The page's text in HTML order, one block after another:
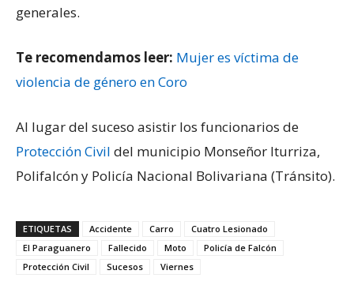
generales.
Te recomendamos leer: Mujer es víctima de
violencia de género en Coro
Al lugar del suceso asistir los funcionarios de
Protección Civil del municipio Monseñor Iturriza,
Polifalcón y Policía Nacional Bolivariana (Tránsito).
ETIQUETAS Accidente Carro
Cuatro Lesionado
El Paraguanero
Fallecido Moto
Policía de Falcón
Protección Civil
Sucesos Viernes